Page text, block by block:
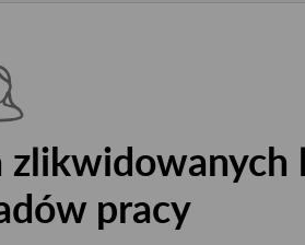
zlikwidowanych
pracy